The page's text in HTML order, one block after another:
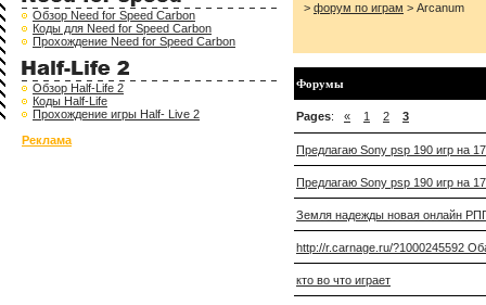
Обзор Need for Speed Carbon
Коды для Need for Speed Carbon
Прохождение Need for Speed Carbon
Обзор Half-Life 2
Коды Half-Life
Прохождение игры Half- Live 2
Реклама
> форум по играм > Arcanum
Форумы
Pages: « 1 2 3
Предлагаю Sony psp 190 игр на
Предлагаю Sony psp 190 игр на
Земля надежды новая онлайн
http://r.carnage.ru/?1000245592
кто во что играет